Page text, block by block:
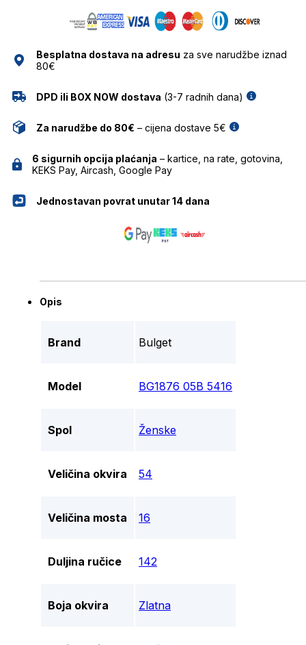
Besplatna dostava na adresu za sve narudžbe iznad
80€
DPD ili BOX NOW dostava (3-7 radnih dana)
Za narudžbe do 80€ – cijena dostave 5€
6 sigurnih opcija plaćanja – kartice, na rate, gotovina,
KEKS Pay, Aircash, Google Pay
Jednostavan povrat unutar 14 dana
Opis
Brand Bulget
Model BG1876 05B 5416
Spol Ženske
Veličina okvira 54
Veličina mosta 16
Duljina ručice 142
Boja okvira Zlatna